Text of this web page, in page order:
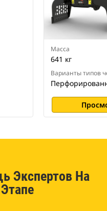
Масса
641 кг
Варианты типов
Экспертов На